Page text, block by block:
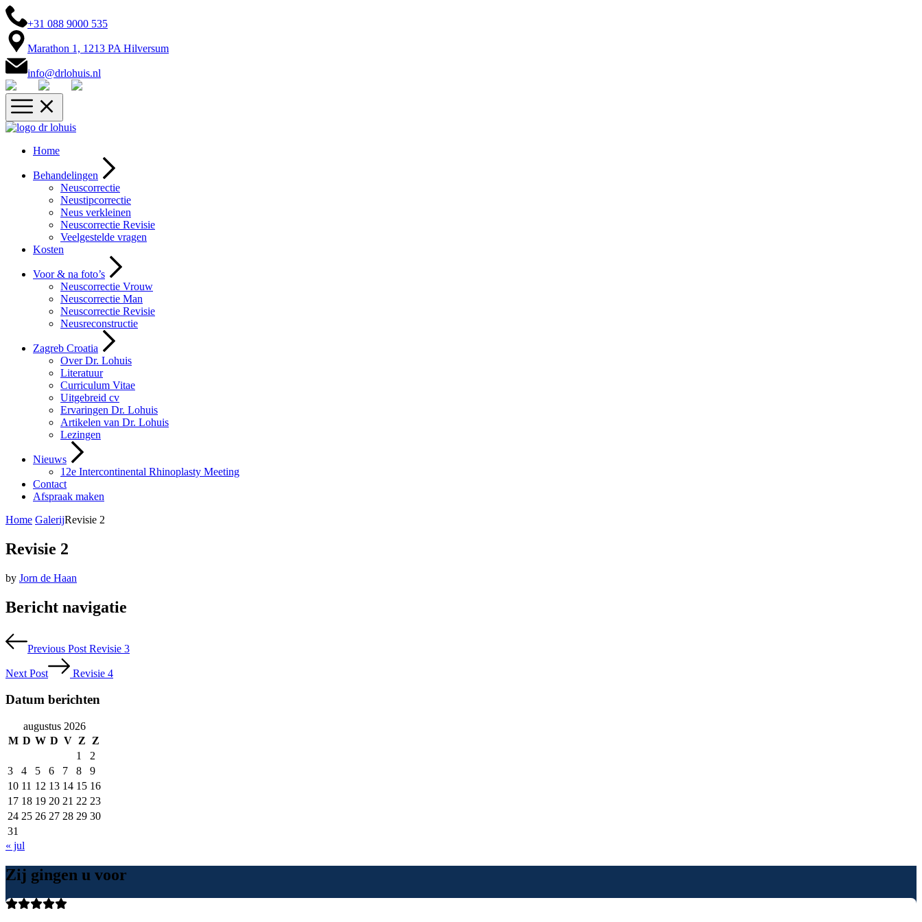
+31 088 9000 535
Marathon 1, 1213 PA Hilversum
info@drlohuis.nl
Home
Behandelingen
Neuscorrectie
Neustipcorrectie
Neus verkleinen
Neuscorrectie Revisie
Veelgestelde vragen
Kosten
Voor & na foto’s
Neuscorrectie Vrouw
Neuscorrectie Man
Neuscorrectie Revisie
Neusreconstructie
Zagreb Croatia
Over Dr. Lohuis
Literatuur
Curriculum Vitae
Uitgebreid cv
Ervaringen Dr. Lohuis
Artikelen van Dr. Lohuis
Lezingen
Nieuws
12e Intercontinental Rhinoplasty Meeting
Contact
Afspraak maken
Home GalerijRevisie 2
Revisie 2
by Jorn de Haan
Bericht navigatie
Previous Post Revisie 3
Next Post Revisie 4
Datum berichten
augustus 2026
M D W D V Z
Z
1
2
3
4 5 6 7 8
9
10 11 12 13 14 15 16
17 18 19 20 21 22 23
24 25 26 27 28 29 30
31
« jul
Zij gingen u voor